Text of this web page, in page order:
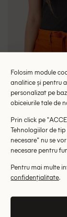
Folosim module
analitice și pentru
personalizat pe
obiceiurile tale de
Prin click pe
Tehnologiilor de
necesare" nu se
necesare pentru
Pentru mai multe
confidențialitate.